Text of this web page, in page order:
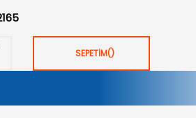
SEPETİM()